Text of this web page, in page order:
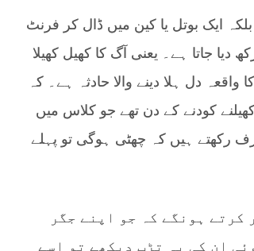
ایک بوتل یا کین میں ڈال کر فرنٹ
جاتا ہے۔ یعنی آگ کا کھیل کھیلا
دل ہلا دینے والا حادثہ ہے۔ کہ
کودنے کے دن تھے جو کلاس میں
رکھتے ہیں کہ چھٹی ہوگی تو پہلے
کرتے ہونگے کہ جو اپنے جگر
ان کی یہ تڑپ دیکھے تو اسے